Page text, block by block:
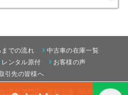
までの流れ
中古車の在庫一覧
レンタル原付
お客様の声
引先の皆様へ
の原付専門店 原付市場 .All Rights